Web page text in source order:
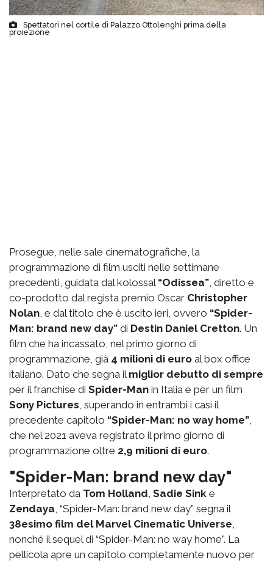
Spettatori nel cortile di Palazzo Ottolenghi prima della
proiezione
Prosegue, nelle sale cinematografiche, la
programmazione di film usciti nelle settimane
precedenti, guidata dal kolossal “Odissea”, diretto e
co-prodotto dal regista premio Oscar Christopher
Nolan, e dal titolo che è uscito ieri, ovvero “Spider-
Man: brand new day” di Destin Daniel Cretton. Un
film che ha incassato, nel primo giorno di
programmazione, già 4 milioni di euro al box office
italiano. Dato che segna il miglior debutto di sempre
per il franchise di Spider-Man in Italia e per un film
Sony Pictures, superando in entrambi i casi il
precedente capitolo “Spider-Man: no way home”,
che nel 2021 aveva registrato il primo giorno di
programmazione oltre 2,9 milioni di euro.
"Spider-Man: brand new day"
Interpretato da Tom Holland, Sadie Sink e
Zendaya, “Spider-Man: brand new day” segna il
38esimo film del Marvel Cinematic Universe,
nonché il sequel di “Spider-Man: no way home”. La
pellicola apre un capitolo completamente nuovo per